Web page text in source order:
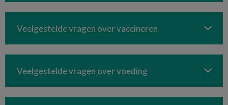
Veelgestelde vragen over vaccineren
Veelgestelde vragen over voeding